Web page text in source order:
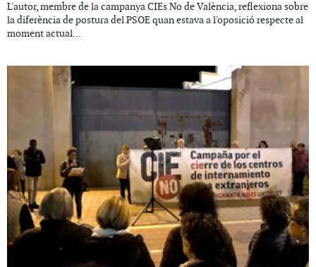
L'autor, membre de la campanya CIEs No de València, reflexiona sobre
la diferència de postura del PSOE quan estava a l'oposició respecte al
moment actual...